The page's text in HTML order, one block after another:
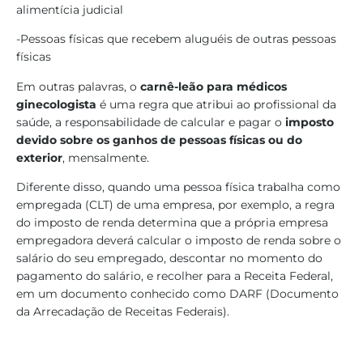
alimentícia judicial
-Pessoas físicas que recebem aluguéis de outras pessoas
físicas
Em outras palavras, o carnê-leão para médicos
ginecologista é uma regra que atribui ao profissional da
saúde, a responsabilidade de calcular e pagar o imposto
devido sobre os ganhos de pessoas físicas ou do
exterior, mensalmente.
Diferente disso, quando uma pessoa física trabalha como
empregada (CLT) de uma empresa, por exemplo, a regra
do imposto de renda determina que a própria empresa
empregadora deverá calcular o imposto de renda sobre o
salário do seu empregado, descontar no momento do
pagamento do salário, e recolher para a Receita Federal,
em um documento conhecido como DARF (Documento
da Arrecadação de Receitas Federais).